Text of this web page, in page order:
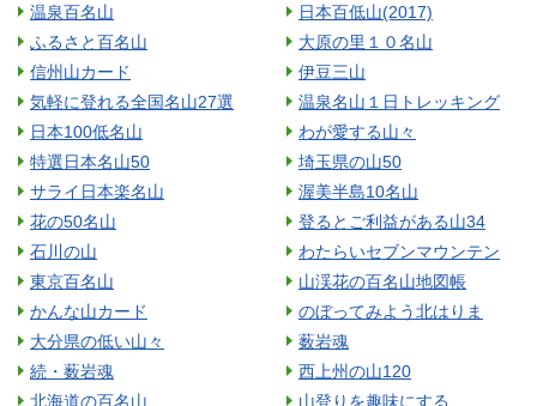
温泉百名山
日本百低山(2017)
ふるさと百名山
大原の里１０名山
信州山カード
伊豆三山
気軽に登れる全国名山27選
温泉名山１日トレッキング
日本100低名山
わが愛する山々
特選日本名山50
埼玉県の山50
サライ日本楽名山
渥美半島10名山
花の50名山
登るとご利益がある山34
石川の山
わたらいセブンマウンテン
東京百名山
山渓花の百名山地図帳
かんな山カード
のぼってみよう北はりま
大分県の低い山々
薮岩魂
続・薮岩魂
西上州の山120
北海道の百名山
山登りを趣味にする